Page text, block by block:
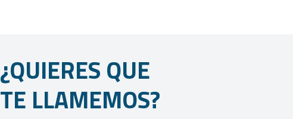
¿QUIERES QUE
TE LLAMEMOS?